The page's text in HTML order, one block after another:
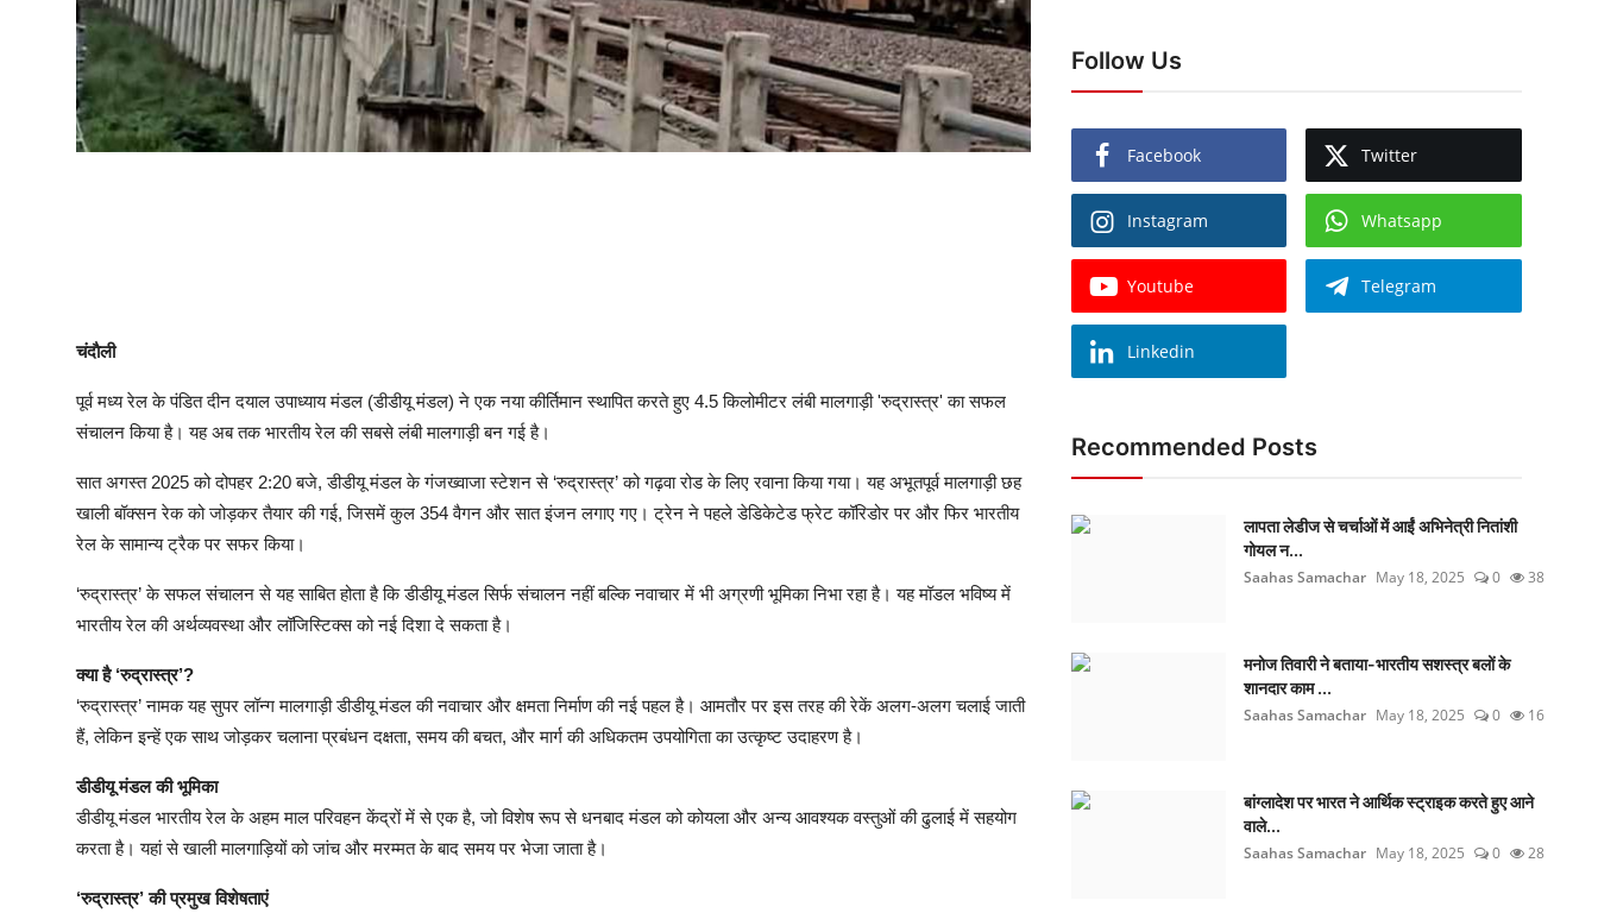
चंदाैली
पूर्व मध्य रेल के पंडित दीन दयाल उपाध्याय मंडल (डीडीयू मंडल) ने एक नया कीर्तिमान स्थापित करते हुए 4.5 किलोमीटर लंबी मालगाड़ी 'रुद्रास्त्र' का सफल
संचालन किया है। यह अब तक भारतीय रेल की सबसे लंबी मालगाड़ी बन गई है।
सात अगस्त 2025 को दोपहर 2:20 बजे, डीडीयू मंडल के गंजख्वाजा स्टेशन से ‘रुद्रास्त्र’ को गढ़वा रोड के लिए रवाना किया गया। यह अभूतपूर्व मालगाड़ी छह
खाली बॉक्सन रेक को जोड़कर तैयार की गई, जिसमें कुल 354 वैगन और सात इंजन लगाए गए। ट्रेन ने पहले डेडिकेटेड फ्रेट कॉरिडोर पर और फिर भारतीय
रेल के सामान्य ट्रैक पर सफर किया।
‘रुद्रास्त्र’ के सफल संचालन से यह साबित होता है कि डीडीयू मंडल सिर्फ संचालन नहीं बल्कि नवाचार में भी अग्रणी भूमिका निभा रहा है। यह मॉडल भविष्य में
भारतीय रेल की अर्थव्यवस्था और लॉजिस्टिक्स को नई दिशा दे सकता है।
क्या है ‘रुद्रास्त्र’?
‘रुद्रास्त्र’ नामक यह सुपर लॉन्ग मालगाड़ी डीडीयू मंडल की नवाचार और क्षमता निर्माण की नई पहल है। आमतौर पर इस तरह की रेकें अलग-अलग चलाई जाती
हैं, लेकिन इन्हें एक साथ जोड़कर चलाना प्रबंधन दक्षता, समय की बचत, और मार्ग की अधिकतम उपयोगिता का उत्कृष्ट उदाहरण है।
डीडीयू मंडल की भूमिका
डीडीयू मंडल भारतीय रेल के अहम माल परिवहन केंद्रों में से एक है, जो विशेष रूप से धनबाद मंडल को कोयला और अन्य आवश्यक वस्तुओं की ढुलाई में सहयोग
करता है। यहां से खाली मालगाड़ियों को जांच और मरम्मत के बाद समय पर भेजा जाता है।
‘रुद्रास्त्र’ की प्रमुख विशेषताएं
Follow Us
Facebook Twitter
Instagram Whatsapp
Youtube Telegram
Linkedin
Recommended Posts
लापता लेडीज से चर्चाओं में आईं अभिनेत्री नितांशी
गोयल न...
Saahas Samachar May 18, 2025 0 38
मनोज तिवारी ने बताया-भारतीय सशस्त्र बलों के
शानदार काम ...
Saahas Samachar May 18, 2025 0 16
बांग्लादेश पर भारत ने आर्थिक स्ट्राइक करते हुए आने
वाले...
Saahas Samachar May 18, 2025 0 28